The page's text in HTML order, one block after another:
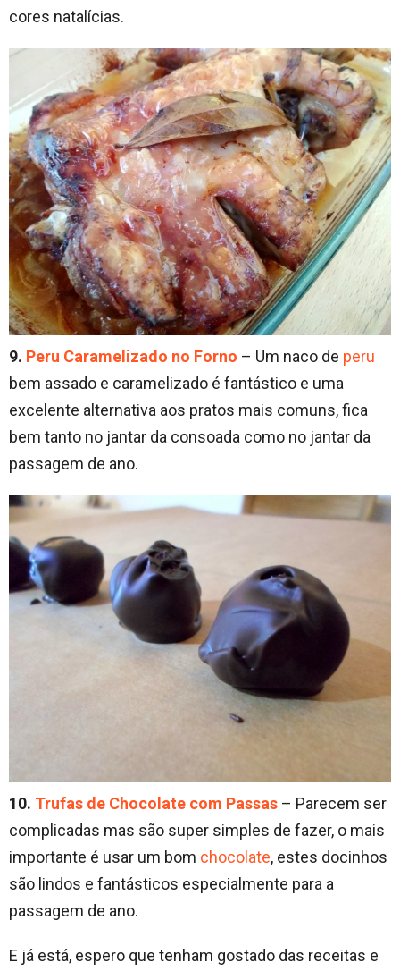
cores natalícias.
9. Peru Caramelizado no Forno – Um naco de peru
bem assado e caramelizado é fantástico e uma
excelente alternativa aos pratos mais comuns, fica
bem tanto no jantar da consoada como no jantar da
passagem de ano.
10. Trufas de Chocolate com Passas – Parecem ser
complicadas mas são super simples de fazer, o mais
importante é usar um bom chocolate, estes docinhos
são lindos e fantásticos especialmente para a
passagem de ano.
E já está, espero que tenham gostado das receitas e